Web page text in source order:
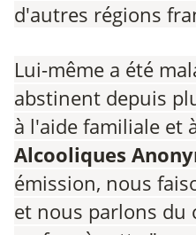
d'autres régions
Lui-même a été
abstinent depuis
à l'aide familiale et
Alcooliques
émission, nous
et nous parlons du